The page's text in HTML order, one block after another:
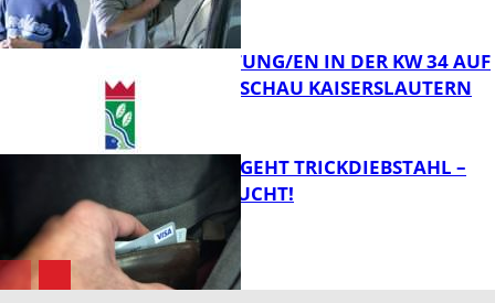
FB News
FB Kultur
VERANSTALTUNG/EN IN DER KW 34 AUF
DER GARTENSCHAU KAISERSLAUTERN
PÄRCHEN BEGEHT TRICKDIEBSTAHL –
ZEUGEN GESUCHT!